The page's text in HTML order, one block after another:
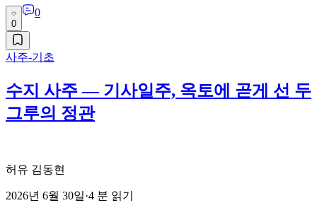
0
0
사주-기초
수지 사주 — 기사일주, 옥토에 곧게 선 두
그루의 정관
허유 김동현
2026년 6월 30일·4 분 읽기